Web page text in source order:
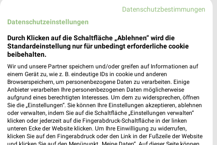
XXXLutz
Datenschutzbestimmungen
Datenschutzeinstellungen
Durch Klicken auf die Schaltfläche „Ablehnen“ wird die
Standardeinstellung nur für unbedingt erforderliche cookie
beibehalten.
Wir und unsere Partner speichern und/oder greifen auf Informationen auf
einem Gerät zu, wie z. B. eindeutige IDs in cookie und anderen
Browserspeichern, um personenbezogene Daten zu verarbeiten. Einige
Anbieter verarbeiten Ihre personenbezogenen Daten möglicherweise
aufgrund eines berechtigten Interesses. Um dem zu widersprechen, öffnen
Sie die „Einstellungen“. Sie können Ihre Einstellungen akzeptieren, ablehnen
oder verwalten, indem Sie auf die Schaltfläche „Einstellungen verwalten“
klicken oder jederzeit auf die Fingerabdruck-Schaltfläche in der linken
unteren Ecke der Website klicken. Um Ihre Einwilligung zu widerrufen,
klicken Sie auf den Fingerabdruck oder den Link in der Fußzeile der Website